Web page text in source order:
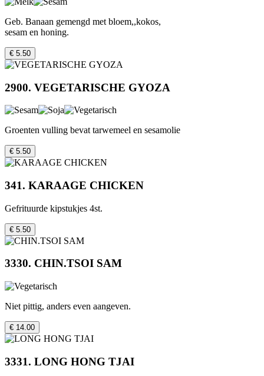
Geb. Banaan gemengd met bloem,,kokos,
sesam en honing.
€ 5.50
2900. VEGETARISCHE GYOZA
Groenten vulling bevat tarwemeel en sesamolie
€ 5.50
341. KARAAGE CHICKEN
Gefrituurde kipstukjes 4st.
€ 5.50
3330. CHIN.TSOI SAM
Niet pittig, anders even aangeven.
€ 14.00
3331. LONG HONG TJAI